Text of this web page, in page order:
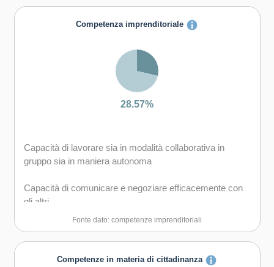
Capacità di comunicare costruttivamente in ambienti
Capacità di creare fiducia e provare empatia
Capacità di esprimere e comprendere punti di vista
Capacità di gestire l'incertezza, la complessità e lo
stress
Capacità di mantenersi resilienti
Competenza imprenditoriale
28.57%
Capacità di lavorare sia in modalità collaborativa in
gruppo sia in maniera autonoma
Capacità di comunicare e negoziare efficacemente con
gli altri
Capacità di motivare gli altri e valorizzare le loro idee, di
Fonte dato: competenze imprenditoriali
Competenze in materia di cittadinanza